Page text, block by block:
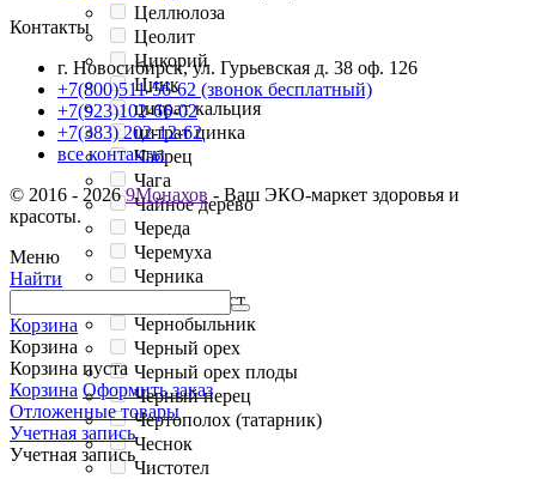
Целлюлоза
Цеолит
Цикорий
Цинк
цитрат кальция
цитрат цинка
Чабрец
Чага
Чайное дерево
Череда
Черемуха
Черника
Черника лист
Чернобыльник
Черный орех
Черный орех плоды
Черный перец
Чертополох (татарник)
Чеснок
Чистотел
Контакты
г. Новосибирск, ул. Гурьевская д. 38 оф. 126
+7(800)511-56-62 (звонок бесплатный)
+7(923)102-66-02
+7(383) 202-12-62
все контакты
© 2016 - 20269Монахов - Ваш ЭКО-маркет здоровья и
красоты.
Меню
Найти
Корзина
Корзина
Корзина пуста
Корзина Оформить заказ
Отложенные товары
Учетная запись
Учетная запись